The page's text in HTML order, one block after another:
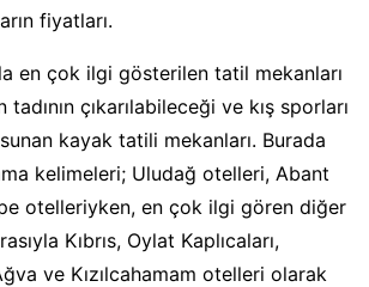
fiyatları.
en çok ilgi gösterilen tatil mekanları
çıkarılabileceği ve kış sporları
kayak tatili mekanları. Burada
kelimeleri; Uludağ otelleri, Abant
otelleriyken, en çok ilgi gören diğer
Kıbrıs, Oylat Kaplıcaları,
ve Kızılcahamam otelleri olarak